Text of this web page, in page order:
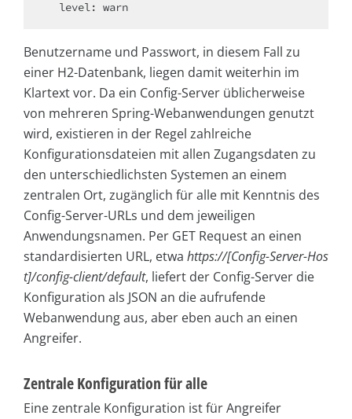
  level: warn
Benutzername und Passwort, in diesem Fall zu
einer H2-Datenbank, liegen damit weiterhin im
Klartext vor. Da ein Config-Server üblicherweise
von mehreren Spring-Webanwendungen genutzt
wird, existieren in der Regel zahlreiche
Konfigurationsdateien mit allen Zugangsdaten zu
den unterschiedlichsten Systemen an einem
zentralen Ort, zugänglich für alle mit Kenntnis des
Config-Server-URLs und dem jeweiligen
Anwendungsnamen. Per GET Request an einen
standardisierten URL, etwa https://[Config-Server-Hos
t]/config-client/default, liefert der Config-Server die
Konfiguration als JSON an die aufrufende
Webanwendung aus, aber eben auch an einen
Angreifer.
Zentrale Konfiguration für alle
Eine zentrale Konfiguration ist für Angreifer